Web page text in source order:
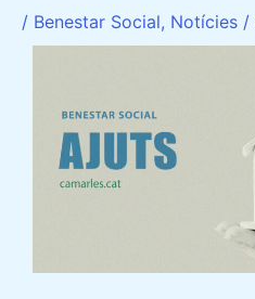
/ Benestar Social, Notícies /